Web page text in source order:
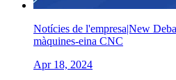
Notícies de l'empresa|New
màquines-eina CNC
Apr 18, 2024